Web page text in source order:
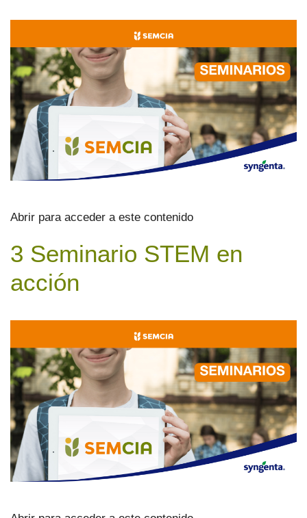
Abrir para acceder a este contenido
3 Seminario STEM en
acción